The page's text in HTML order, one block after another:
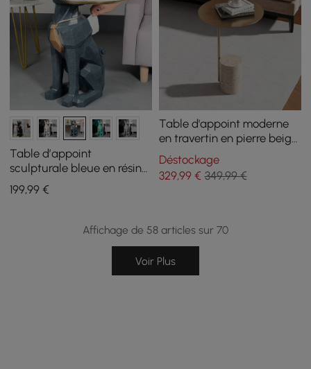
Table d’appoint
sculpturale bleue en résine
forme chien avec plateau
et porte-mouchoirs
199,99 €
Table d'appoint moderne
en travertin en pierre beige
avec acier inoxydable dans
un cadre doré
Déstockage
329,99€ 349,99 €
Affichage de 58 articles sur 70
Voir Plus